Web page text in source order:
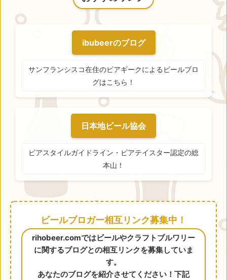
ibubeerのブログ
サンフランシスコ在住のビアギークによるビールブロ
グはこちら！
日本地ビール協会
ビアスタイルガイドライン・ビアテイスター認定の総
本山！
ビールブロガー相互リンク募集中！
rihobeer.comではビールやクラフトブルワリー
に関するブログとの相互リンクを募集していま
す。
あなたのブログを紹介させてください！下記